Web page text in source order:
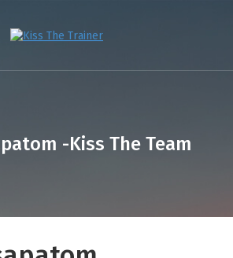
-Kiss The Team